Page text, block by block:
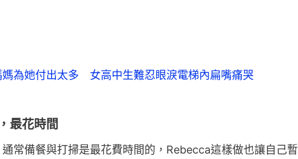
媽為她付出太多 女高中生難忍眼淚電梯內扁嘴痛哭
最花時間
常備餐與打掃是最花費時間的，Rebecca這樣做也讓自己暫